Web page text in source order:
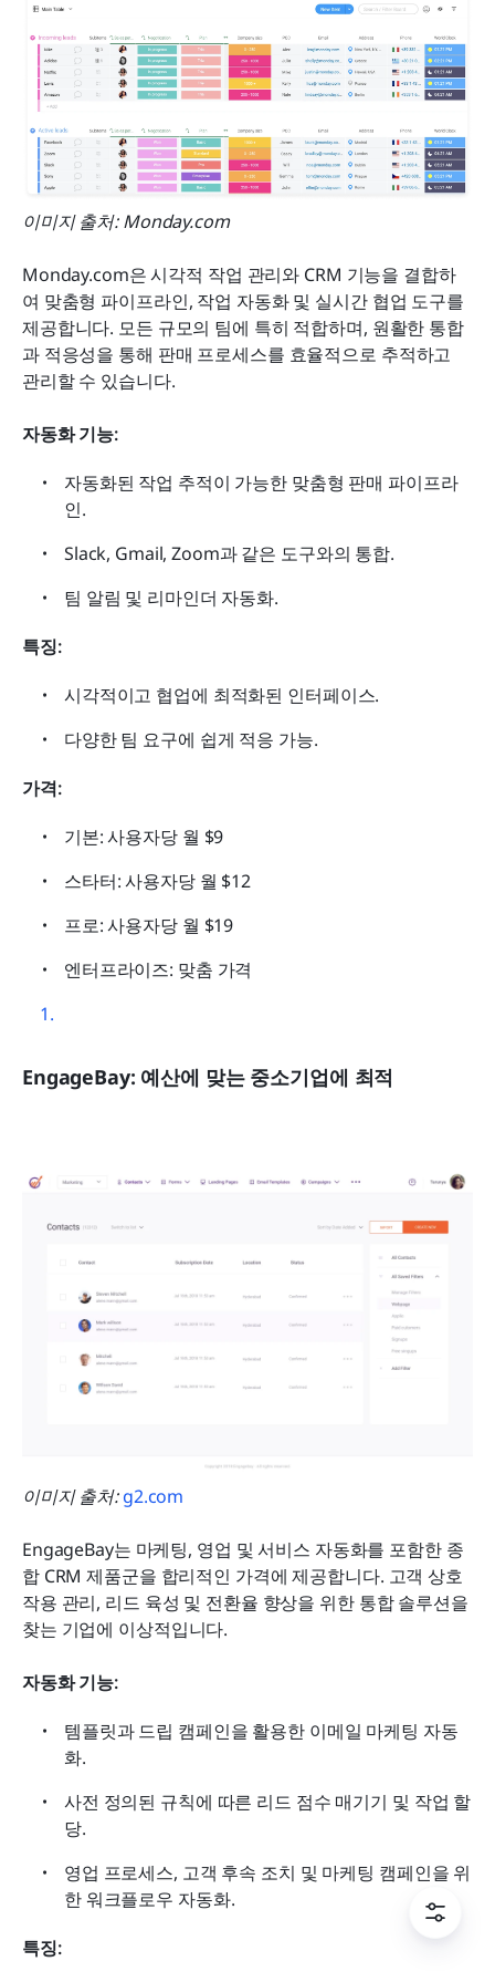
이미지 출처: Monday.com
Monday.com은 시각적 작업 관리와 CRM 기능을 결합하
여 맞춤형 파이프라인, 작업 자동화 및 실시간 협업 도구를
제공합니다. 모든 규모의 팀에 특히 적합하며, 원활한 통합
과 적응성을 통해 판매 프로세스를 효율적으로 추적하고
관리할 수 있습니다.
자동화 기능:
자동화된 작업 추적이 가능한 맞춤형 판매 파이프라
인.
Slack, Gmail, Zoom과 같은 도구와의 통합.
팀 알림 및 리마인더 자동화.
특징:
시각적이고 협업에 최적화된 인터페이스.
다양한 팀 요구에 쉽게 적응 가능.
가격:
기본: 사용자당 월 $9
스타터: 사용자당 월 $12
프로: 사용자당 월 $19
엔터프라이즈: 맞춤 가격
EngageBay: 예산에 맞는 중소기업에 최적
이미지 출처: g2.com
EngageBay는 마케팅, 영업 및 서비스 자동화를 포함한 종
합 CRM 제품군을 합리적인 가격에 제공합니다. 고객 상호
작용 관리, 리드 육성 및 전환율 향상을 위한 통합 솔루션을
찾는 기업에 이상적입니다.
자동화 기능:
템플릿과 드립 캠페인을 활용한 이메일 마케팅 자동
화.
사전 정의된 규칙에 따른 리드 점수 매기기 및 작업 할
당.
영업 프로세스, 고객 후속 조치 및 마케팅 캠페인을 위
한 워크플로우 자동화.
특징: